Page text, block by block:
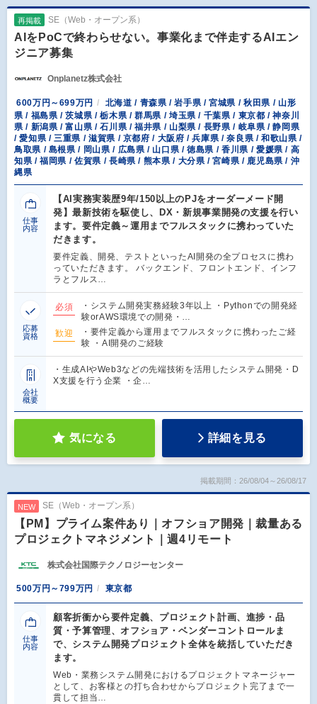
再掲載 SE（Web・オープン系）
AIをPoCで終わらせない。事業化まで伴走するAIエン
ジニア募集
Onplanetz株式会社
600万円～699万円
北海道 / 青森県 / 岩手県 / 宮城県 / 秋田県 / 山形
県 / 福島県 / 茨城県 / 栃木県 / 群馬県 / 埼玉県 / 千葉県 / 東京都 / 神奈川
県 / 新潟県 / 富山県 / 石川県 / 福井県 / 山梨県 / 長野県 / 岐阜県 / 静岡県
/ 愛知県 / 三重県 / 滋賀県 / 京都府 / 大阪府 / 兵庫県 / 奈良県 / 和歌山県 /
鳥取県 / 島根県 / 岡山県 / 広島県 / 山口県 / 徳島県 / 香川県 / 愛媛県 / 高
知県 / 福岡県 / 佐賀県 / 長崎県 / 熊本県 / 大分県 / 宮崎県 / 鹿児島県 / 沖
縄県
仕事
内容
【AI実務実装歴9年/150以上のPJをオーダーメード開
発】最新技術を駆使し、DX・新規事業開発の支援を行い
ます。要件定義～運用までフルスタックに携わっていた
だきます。
要件定義、開発、テストといったAI開発の全プロセスに携わ
っていただきます。 バックエンド、フロントエンド、インフ
ラとフルス…
応募
資格
必須
・システム開発実務経験3年以上 ・Pythonでの開発経
験orAWS環境での開発・…
歓迎
・要件定義から運用までフルスタックに携わったご経
験 ・AI開発のご経験
会社
概要
・生成AIやWeb3などの先端技術を活用したシステム開発・D
X支援を行う企業 ・企…
気になる 詳細を見る
掲載期間：26/08/04～26/08/17
NEW SE（Web・オープン系）
【PM】プライム案件あり｜オフショア開発｜裁量ある
プロジェクトマネジメント｜週4リモート
株式会社国際テクノロジーセンター
500万円～799万円 東京都
仕事
内容
顧客折衝から要件定義、プロジェクト計画、進捗・品
質・予算管理、オフショア・ベンダーコントロールま
で、システム開発プロジェクト全体を統括していただき
ます。
Web・業務システム開発におけるプロジェクトマネージャー
として、お客様との打ち合わせからプロジェクト完了まで一
貫して担当…